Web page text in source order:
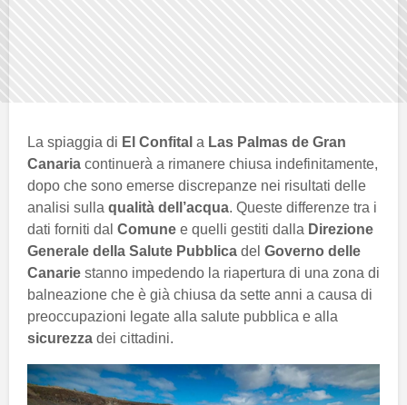
La spiaggia di El Confital a Las Palmas de Gran
Canaria continuerà a rimanere chiusa indefinitamente,
dopo che sono emerse discrepanze nei risultati delle
analisi sulla qualità dell’acqua. Queste differenze tra i
dati forniti dal Comune e quelli gestiti dalla Direzione
Generale della Salute Pubblica del Governo delle
Canarie stanno impedendo la riapertura di una zona di
balneazione che è già chiusa da sette anni a causa di
preoccupazioni legate alla salute pubblica e alla
sicurezza dei cittadini.